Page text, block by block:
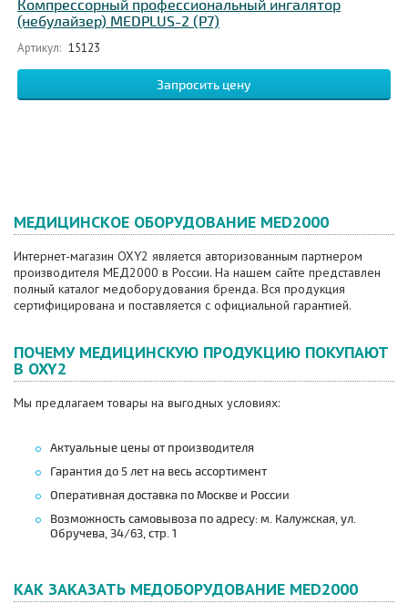
Компрессорный профессиональный ингалятор
(небулайзер) MEDPLUS-2 (P7)
Артикул: 15123
Запросить цену
МЕДИЦИНСКОЕ ОБОРУДОВАНИЕ MED2000
Интернет-магазин OXY2 является авторизованным партнером
производителя МЕД2000 в России. На нашем сайте представлен
полный каталог медоборудования бренда. Вся продукция
сертифицирована и поставляется с официальной гарантией.
ПОЧЕМУ МЕДИЦИНСКУЮ ПРОДУКЦИЮ ПОКУПАЮТ
В OXY2
Мы предлагаем товары на выгодных условиях:
Актуальные цены от производителя
Гарантия до 5 лет на весь ассортимент
Оперативная доставка по Москве и России
Возможность самовывоза по адресу: м. Калужская, ул.
Обручева, 34/63, стр. 1
КАК ЗАКАЗАТЬ МЕДОБОРУДОВАНИЕ MED2000